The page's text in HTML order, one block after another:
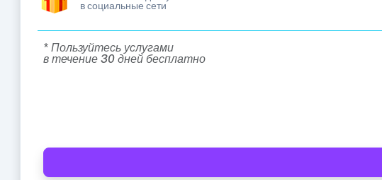
в социальные сети
* Пользуйтесь услугами
в течение 30 дней бесплатно